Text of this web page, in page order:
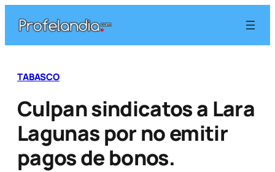
contenido
TABASCO
Culpan sindicatos a Lara
Lagunas por no emitir
pagos de bonos.